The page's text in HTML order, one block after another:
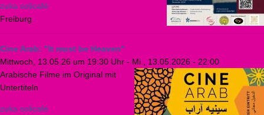
zuka solicafé
Freiburg
Cine Arab: "It must be Heaven"
Mittwoch, 13.05.26 um 19:30 Uhr - Mi., 13.05.2026 - 22:00
Arabische Filme im Original mit
Untertiteln
zuka solicafé